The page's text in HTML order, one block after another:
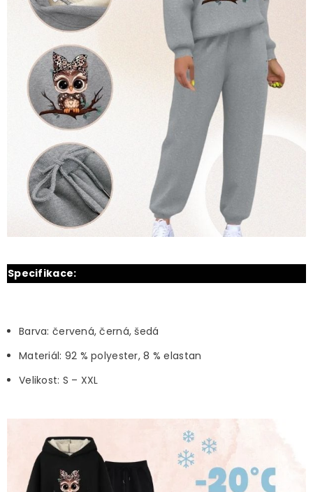
Specifikace:
Barva: červená, černá, šedá
Materiál: 92 % polyester, 8 % elastan
Velikost: S – XXL